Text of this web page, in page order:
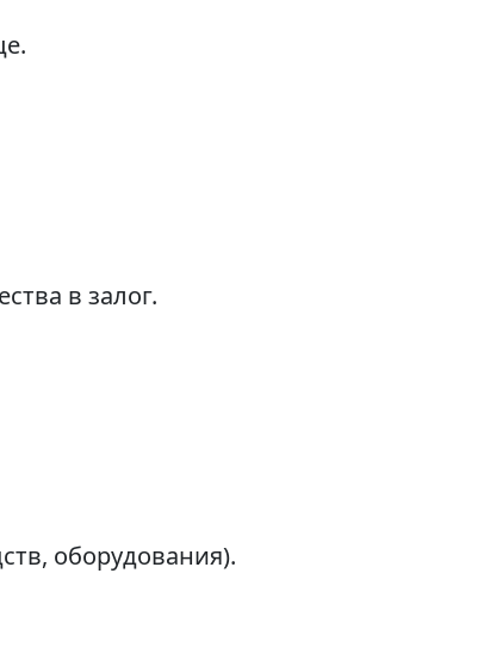
в залог.
оборудования).